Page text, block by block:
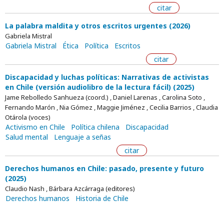
citar
La palabra maldita y otros escritos urgentes (2026)
Gabriela Mistral
Gabriela Mistral Ética Política
Escritos
citar
Discapacidad y luchas políticas: Narrativas de activistas
en Chile (versión audiolibro de la lectura fácil) (2025)
Jame Rebolledo Sanhueza (coord.) , Daniel Larenas , Carolina Soto ,
Fernando Marón , Nia Gómez , Maggie Jiménez , Cecilia Barrios , Claudia
Otárola (voces)
Activismo en Chile Política chilena
Discapacidad
Salud mental
Lenguaje a señas
citar
Derechos humanos en Chile: pasado, presente y futuro
(2025)
Claudio Nash , Bárbara Azcárraga (editores)
Derechos humanos
Historia de Chile